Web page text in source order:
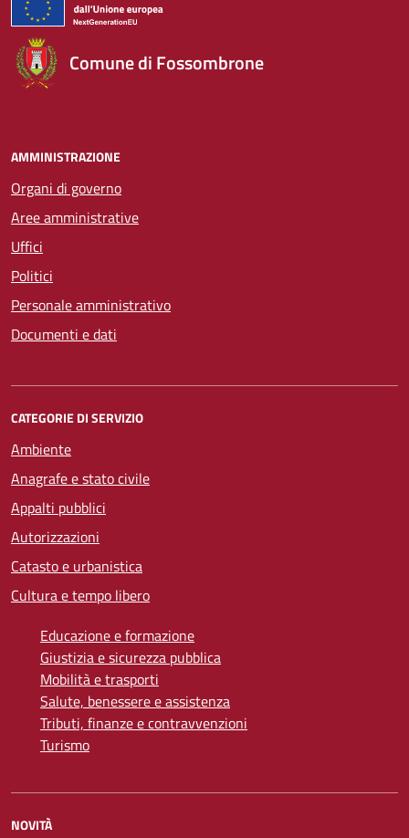
Comune di Fossombrone
AMMINISTRAZIONE
Organi di governo
Aree amministrative
Uffici
Politici
Personale amministrativo
Documenti e dati
CATEGORIE DI SERVIZIO
Ambiente
Anagrafe e stato civile
Appalti pubblici
Autorizzazioni
Catasto e urbanistica
Cultura e tempo libero
Educazione e formazione
Giustizia e sicurezza pubblica
Mobilità e trasporti
Salute, benessere e assistenza
Tributi, finanze e contravvenzioni
Turismo
NOVITÀ